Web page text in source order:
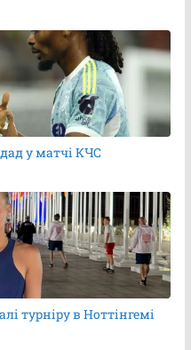
у матчі КЧС
турніру в Ноттінгемі